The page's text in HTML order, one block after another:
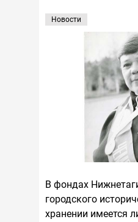
Новости
В фондах
городского
хранении имеется